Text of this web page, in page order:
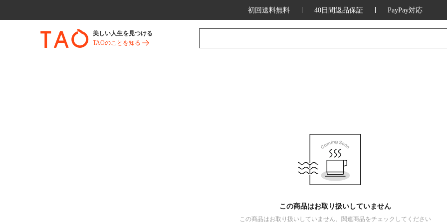
初回送料無料 40日間返品保証 PayPay対応
美しい人生を見つける
TAOのことを知る
この商品はお取り扱いしていません
この商品はお取り扱いしていません、関連商品をチェックしてください